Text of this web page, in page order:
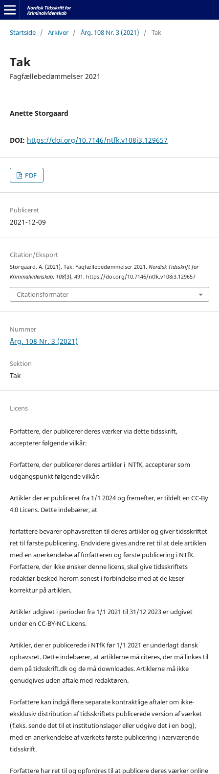
Startside / Arkiver / Årg. 108 Nr. 3 (2021) / Tak
Tak
Fagfællebedømmelser 2021
Anette Storgaard
DOI: https://doi.org/10.7146/ntfk.v108i3.129657
PDF
Publiceret
2021-12-09
Citation/Eksport
Storgaard, A. (2021). Tak: Fagfællebedømmelser 2021. Nordisk Tidsskrift for
Kriminalvidenskab, 108(3), 491. https://doi.org/10.7146/ntfk.v108i3.129657
Citationsformater
Nummer
Årg. 108 Nr. 3 (2021)
Sektion
Tak
Licens
Forfattere, der publicerer deres værker via dette tidsskrift,
accepterer følgende vilkår:
Forfattere, der publicerer deres artikler i NTfK, accepterer som
udgangspunkt følgende vilkår:
Artikler der er publiceret fra 1/1 2024 og fremefter, er tildelt en CC-By
4.0 Licens. Dette indebærer, at
forfattere bevarer ophavsretten til deres artikler og giver tidsskriftet
ret til første publicering. Endvidere gives andre ret til at dele artiklen
med en anerkendelse af forfatteren og første publicering i NTfK.
Forfattere, der ikke ønsker denne licens, skal give tidsskriftets
redaktør besked herom senest i forbindelse med at de læser
korrektur på artiklen.
Artikler udgivet i perioden fra 1/1 2021 til 31/12 2023 er udgivet
under en CC-BY-NC Licens.
Artikler, der er publicerede i NTfK før 1/1 2021 er underlagt dansk
ophavsret. Dette indebærer, at artiklerne må citeres, der må linkes til
dem på tidsskrift.dk og de må downloades. Artiklerne må ikke
genudgives uden aftale med redaktøren.
Forfattere kan indgå flere separate kontraktlige aftaler om ikke-
eksklusiv distribution af tidsskriftets publicerede version af værket
(f.eks. sende det til et institutionslager eller udgive det i en bog),
med en anerkendelse af værkets første publicering i nærværende
tidsskrift.
Forfattere har ret til og opfordres til at publicere deres værker online